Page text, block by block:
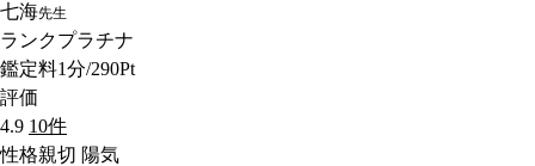
七海先生
ランクプラチナ
鑑定料1分/290Pt
評価
4.9 10件
性格親切 陽気